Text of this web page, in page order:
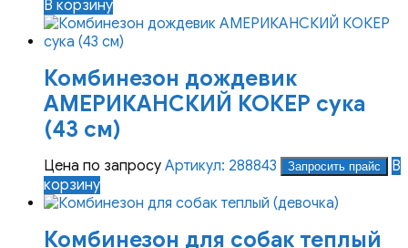
В корзину
Комбинезон дождевик
АМЕРИКАНСКИЙ КОКЕР сука
(43 см)
Цена по запросу Артикул: 288843 Запросить прайс
В
корзину
Комбинезон для собак теплый